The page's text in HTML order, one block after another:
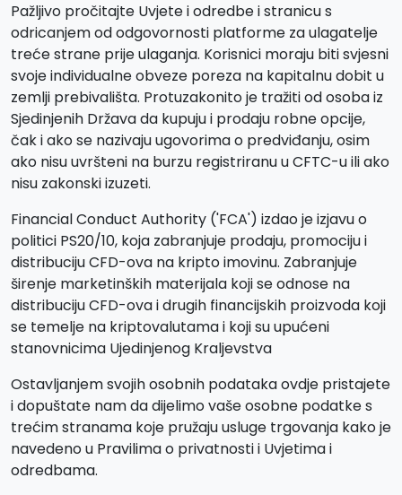
Pažljivo pročitajte Uvjete i odredbe i stranicu s
odricanjem od odgovornosti platforme za ulagatelje
treće strane prije ulaganja. Korisnici moraju biti svjesni
svoje individualne obveze poreza na kapitalnu dobit u
zemlji prebivališta. Protuzakonito je tražiti od osoba iz
Sjedinjenih Država da kupuju i prodaju robne opcije,
čak i ako se nazivaju ugovorima o predviđanju, osim
ako nisu uvršteni na burzu registriranu u CFTC-u ili ako
nisu zakonski izuzeti.
Financial Conduct Authority ('FCA') izdao je izjavu o
politici PS20/10, koja zabranjuje prodaju, promociju i
distribuciju CFD-ova na kripto imovinu. Zabranjuje
širenje marketinških materijala koji se odnose na
distribuciju CFD-ova i drugih financijskih proizvoda koji
se temelje na kriptovalutama i koji su upućeni
stanovnicima Ujedinjenog Kraljevstva
Ostavljanjem svojih osobnih podataka ovdje pristajete
i dopuštate nam da dijelimo vaše osobne podatke s
trećim stranama koje pružaju usluge trgovanja kako je
navedeno u Pravilima o privatnosti i Uvjetima i
odredbama.